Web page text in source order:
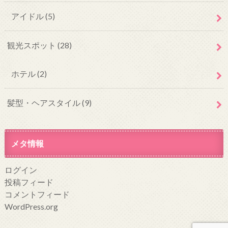
アイドル(5)
観光スポット (28)
ホテル(2)
髪型・ヘアスタイル(9)
メタ情報
ログイン
投稿フィード
コメントフィード
WordPress.org